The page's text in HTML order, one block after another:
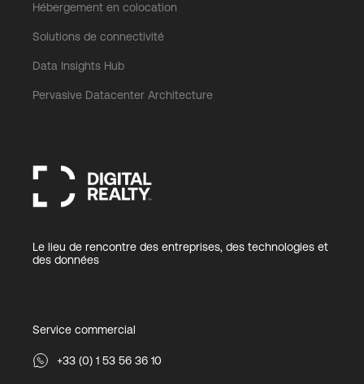
Hébergement en colocation
Solutions de connectivité
Data Insights Hub
Pervasive Datacenter Architecture
Le lieu de rencontre des entreprises, des technologies et
des données
Service commercial
+33 (0) 1 53 56 36 10